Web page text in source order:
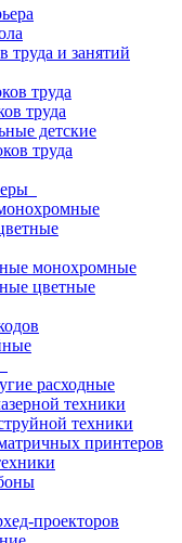
труда и занятий
труда
труда
детские
труда
монохромные
цветные
расходные
техники
техники
принтеров
проекторов